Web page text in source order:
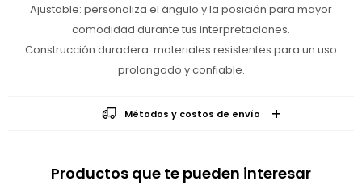
Ajustable: personaliza el ángulo y la posición para mayor
comodidad durante tus interpretaciones.
Construcción duradera: materiales resistentes para un uso
prolongado y confiable.
Métodos y costos de envío
Productos que te pueden interesar